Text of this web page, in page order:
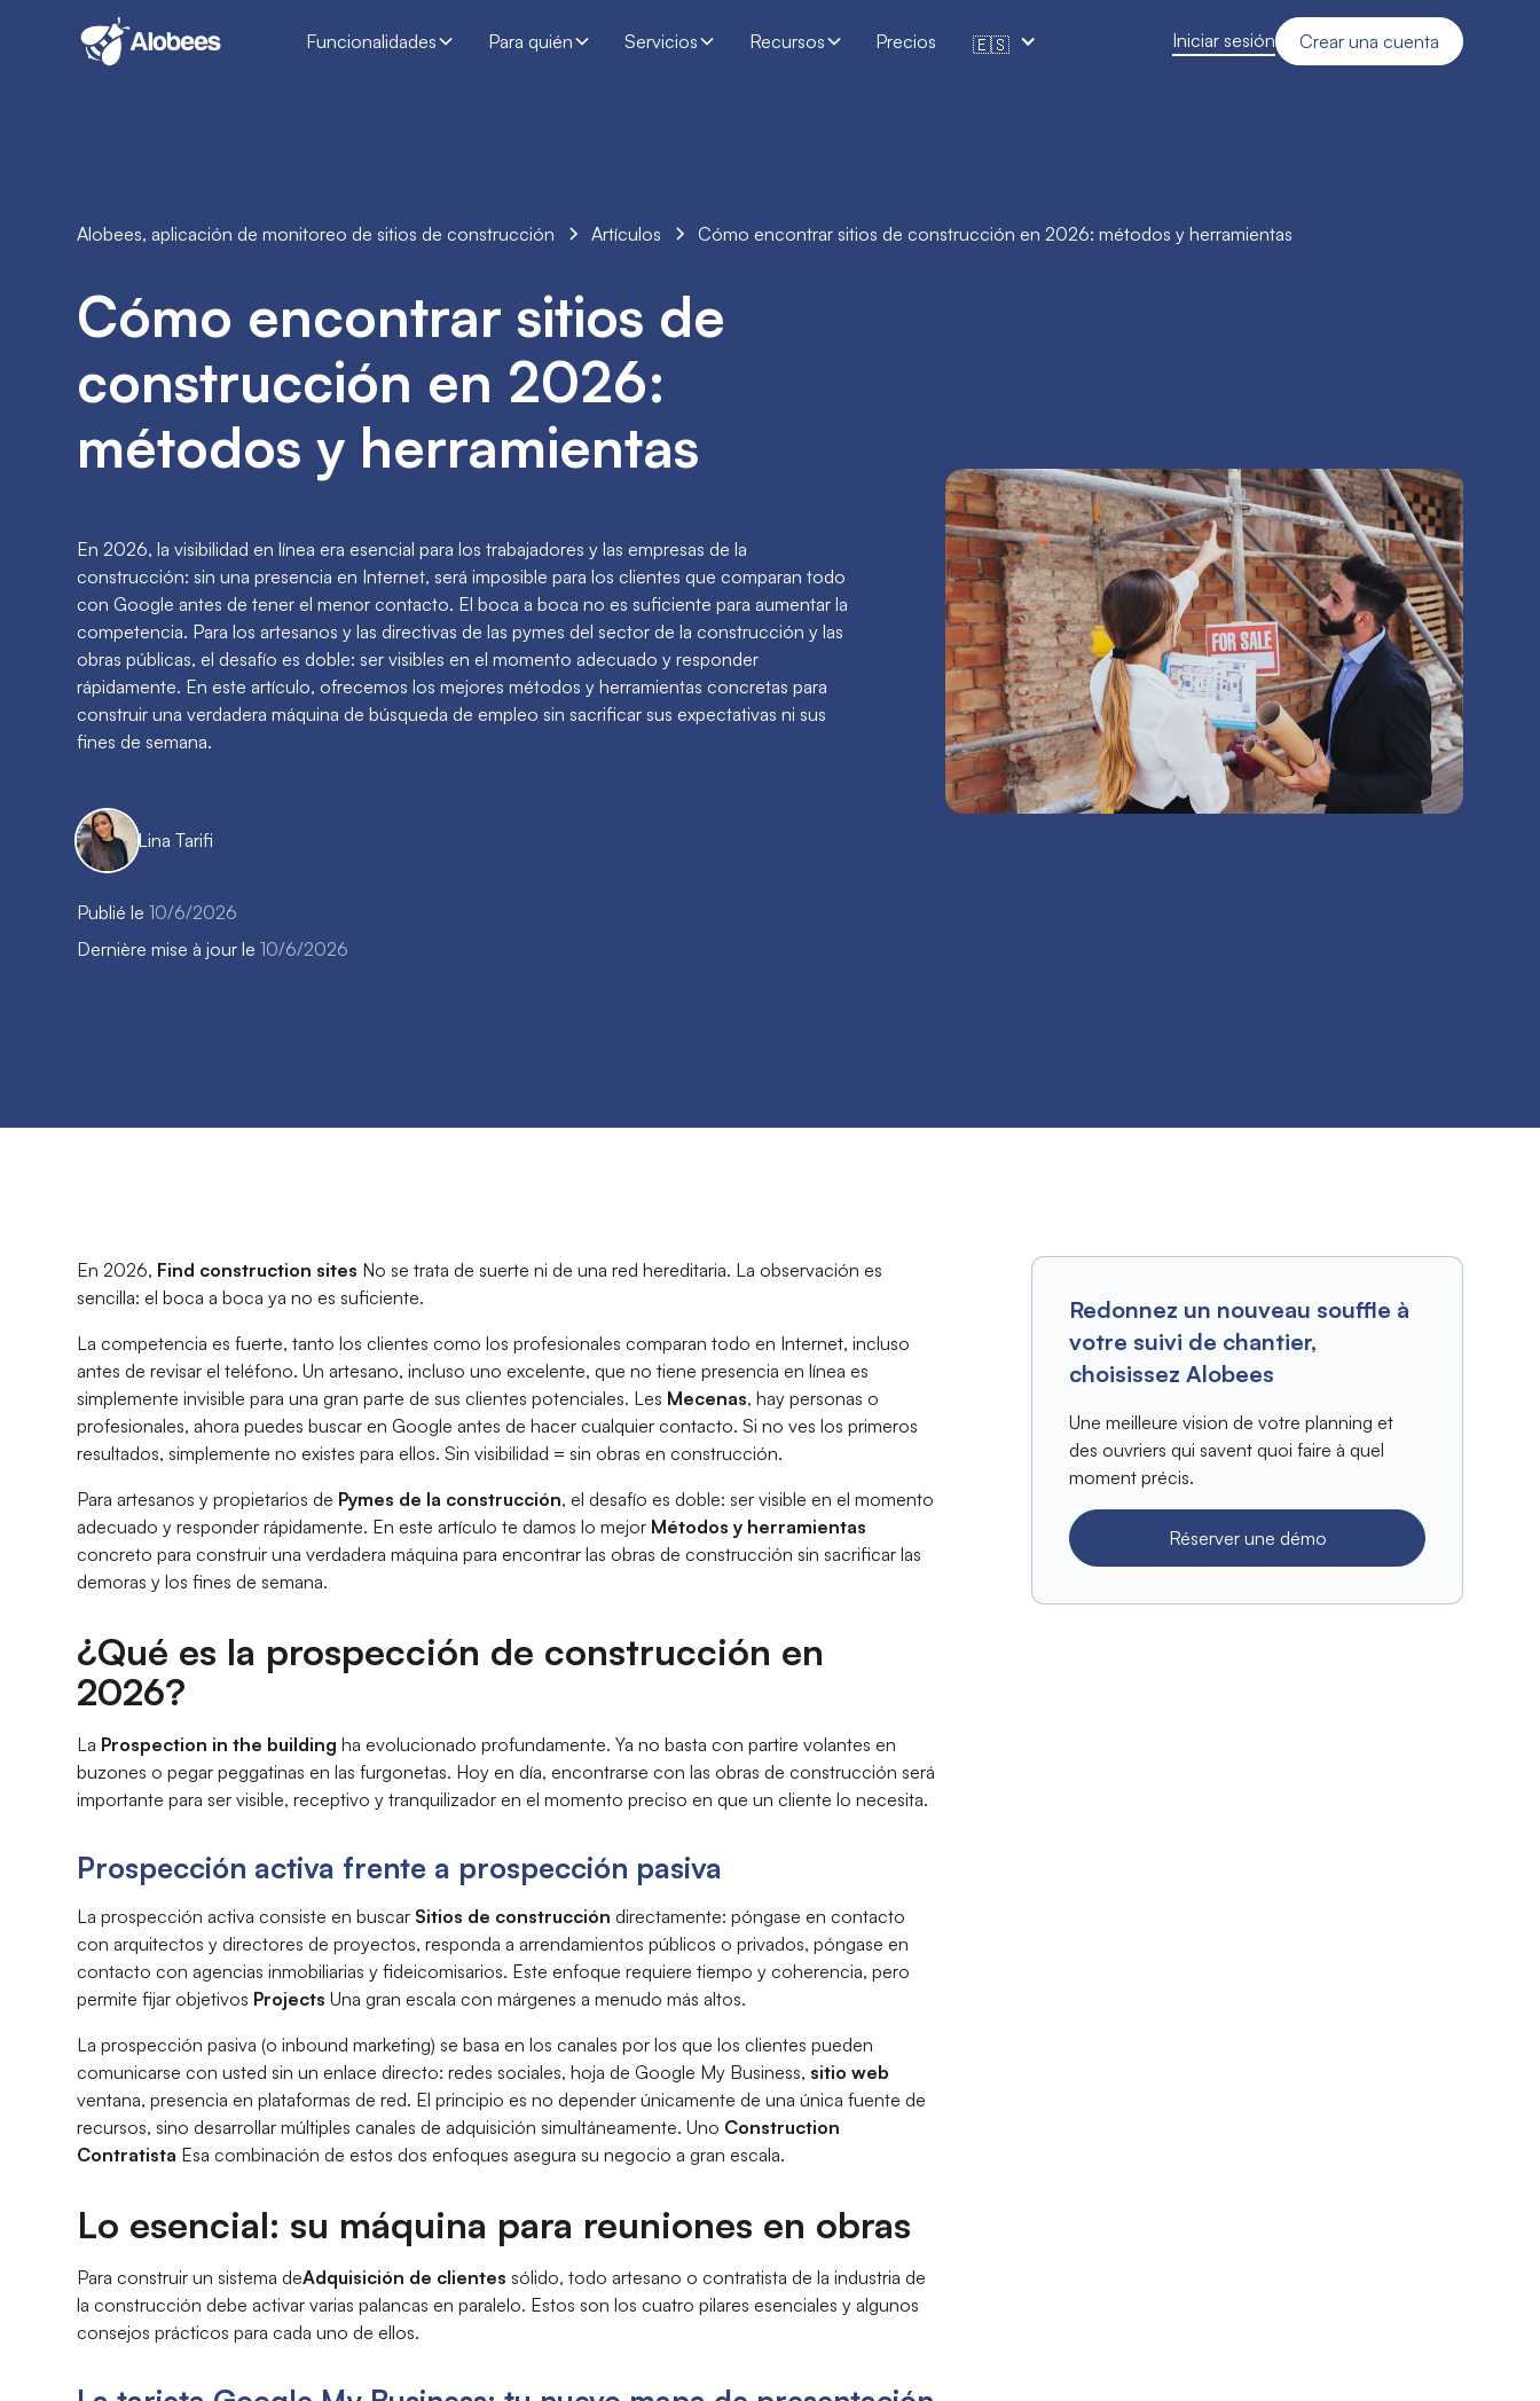
Funcionalidades Para quién Servicios Recursos Precios 🇪🇸 Iniciar sesión Crear una cuenta
Alobees, aplicación de monitoreo de sitios de construcción Artículos Cómo encontrar sitios de construcción en 2026: métodos y herramientas
Cómo encontrar sitios de
construcción en 2026:
métodos y herramientas
En 2026, la visibilidad en línea era esencial para los trabajadores y las empresas de la
construcción: sin una presencia en Internet, será imposible para los clientes que comparan todo
con Google antes de tener el menor contacto. El boca a boca no es suficiente para aumentar la
competencia. Para los artesanos y las directivas de las pymes del sector de la construcción y las
obras públicas, el desafío es doble: ser visibles en el momento adecuado y responder
rápidamente. En este artículo, ofrecemos los mejores métodos y herramientas concretas para
construir una verdadera máquina de búsqueda de empleo sin sacrificar sus expectativas ni sus
fines de semana.
Lina Tarifi
Publié le 10/6/2026
Dernière mise à jour le 10/6/2026
En 2026, Find construction sites No se trata de suerte ni de una red hereditaria. La observación es
sencilla: el boca a boca ya no es suficiente.
La competencia es fuerte, tanto los clientes como los profesionales comparan todo en Internet, incluso
antes de revisar el teléfono. Un artesano, incluso uno excelente, que no tiene presencia en línea es
simplemente invisible para una gran parte de sus clientes potenciales. Les Mecenas, hay personas o
profesionales, ahora puedes buscar en Google antes de hacer cualquier contacto. Si no ves los primeros
resultados, simplemente no existes para ellos. Sin visibilidad = sin obras en construcción.
Para artesanos y propietarios de Pymes de la construcción, el desafío es doble: ser visible en el momento
adecuado y responder rápidamente. En este artículo te damos lo mejor Métodos y herramientas
concreto para construir una verdadera máquina para encontrar las obras de construcción sin sacrificar las
demoras y los fines de semana.
¿Qué es la prospección de construcción en
2026?
La Prospection in the building ha evolucionado profundamente. Ya no basta con partire volantes en
buzones o pegar peggatinas en las furgonetas. Hoy en día, encontrarse con las obras de construcción será
importante para ser visible, receptivo y tranquilizador en el momento preciso en que un cliente lo necesita.
Prospección activa frente a prospección pasiva
La prospección activa consiste en buscar Sitios de construcción directamente: póngase en contacto
con arquitectos y directores de proyectos, responda a arrendamientos públicos o privados, póngase en
contacto con agencias inmobiliarias y fideicomisarios. Este enfoque requiere tiempo y coherencia, pero
permite fijar objetivos Projects Una gran escala con márgenes a menudo más altos.
La prospección pasiva (o inbound marketing) se basa en los canales por los que los clientes pueden
comunicarse con usted sin un enlace directo: redes sociales, hoja de Google My Business, sitio web
ventana, presencia en plataformas de red. El principio es no depender únicamente de una única fuente de
recursos, sino desarrollar múltiples canales de adquisición simultáneamente. Uno Construction
Contratista Esa combinación de estos dos enfoques asegura su negocio a gran escala.
Lo esencial: su máquina para reuniones en obras
Para construir un sistema deAdquisición de clientes sólido, todo artesano o contratista de la industria de
la construcción debe activar varias palancas en paralelo. Estos son los cuatro pilares esenciales y algunos
consejos prácticos para cada uno de ellos.
Redonnez un nouveau souffle à
votre suivi de chantier,
choisissez Alobees
Une meilleure vision de votre planning et
des ouvriers qui savent quoi faire à quel
moment précis.
Réserver une démo